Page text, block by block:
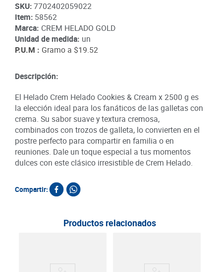
SKU:7702402059022
Item: 58562
Marca: CREM HELADO GOLD
Unidad de medida: un
P.U.M : Gramo a $19.52
Descripción:
El Helado Crem Helado Cookies & Cream x 2500 g es
la elección ideal para los fanáticos de las galletas con
crema. Su sabor suave y textura cremosa,
combinados con trozos de galleta, lo convierten en el
postre perfecto para compartir en familia o en
reuniones. Dale un toque especial a tus momentos
dulces con este clásico irresistible de Crem Helado.
Compartir:
Productos relacionados